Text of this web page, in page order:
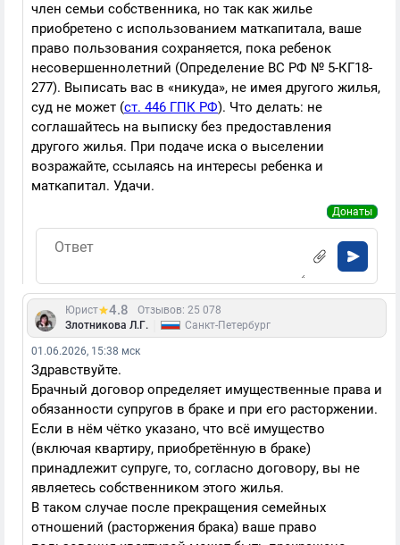
член семьи собственника, но так как жилье
приобретено с использованием маткапитала, ваше
право пользования сохраняется, пока ребенок
несовершеннолетний (Определение ВС РФ № 5-КГ18-
277). Выписать вас в «никуда», не имея другого жилья,
суд не может (ст. 446 ГПК РФ). Что делать: не
соглашайтесь на выписку без предоставления
другого жилья. При подаче иска о выселении
возражайте, ссылаясь на интересы ребенка и
маткапитал. Удачи.
Донаты
Юрист 4.8
Отзывов: 25 078
Злотникова Л.Г.
Санкт-Петербург
01.06.2026, 15:38 мск
Здравствуйте.
Брачный договор определяет имущественные права и
обязанности супругов в браке и при его расторжении.
Если в нём чётко указано, что всё имущество
(включая квартиру, приобретённую в браке)
принадлежит супруге, то, согласно договору, вы не
являетесь собственником этого жилья.
В таком случае после прекращения семейных
отношений (расторжения брака) ваше право